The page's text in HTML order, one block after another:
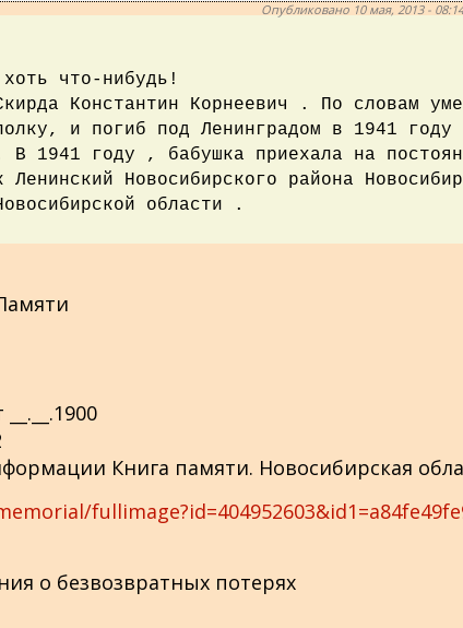
Опубликовано 10 мая, 2013 -
что-нибудь!
Константин Корнеевич . По словам
и погиб под Ленинградом в 1941
1941 году , бабушка приехала на
Ленинский Новосибирского района
области .
Книга памяти. Новосибирская
о безвозвратных потерях